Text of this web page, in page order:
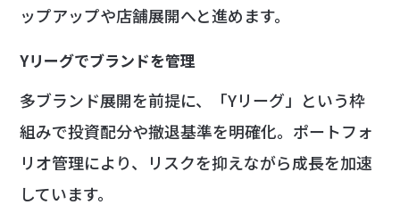
ップアップや店舗展開へと進めます。
Yリーグでブランドを管理
多ブランド展開を前提に、「Yリーグ」という枠
組みで投資配分や撤退基準を明確化。ポートフォ
リオ管理により、リスクを抑えながら成長を加速
しています。